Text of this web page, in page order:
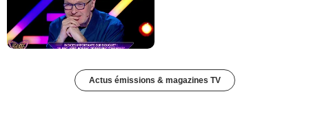
Actus émissions & magazines TV